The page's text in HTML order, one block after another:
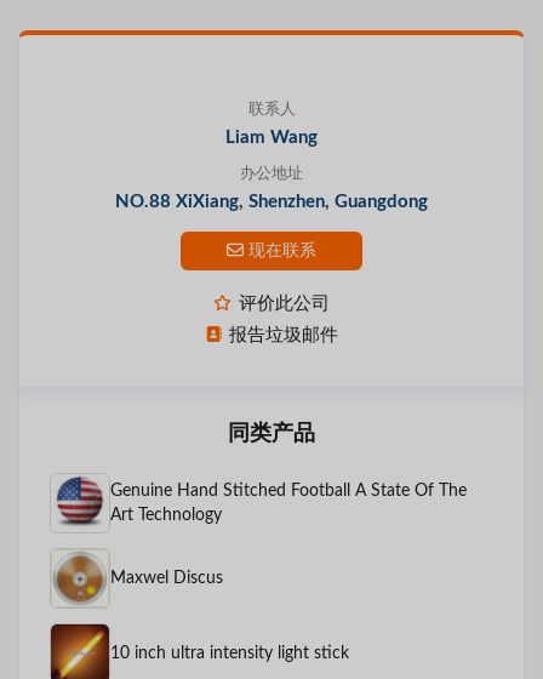
联系人
Liam Wang
办公地址
NO.88 XiXiang, Shenzhen, Guangdong
现在联系
评价此公司
报告垃圾邮件
同类产品
Genuine Hand Stitched Football A State Of The
Art Technology
Maxwel Discus
10 inch ultra intensity light stick